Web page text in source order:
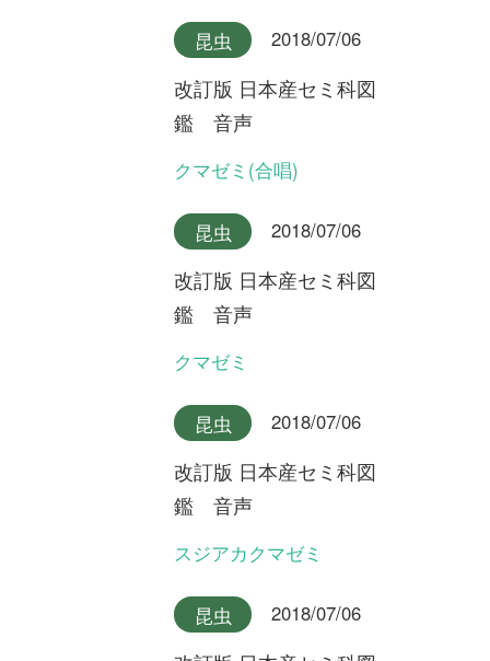
改訂版 日本産セミ科図
鑑 音声
ミヤコニイニイ
改訂版 日本産セミ科図
鑑 音声
クロイワニイニイ奄美大島産
昆虫 2018/07/06
鑑 音声
クロイワニイニイ沖縄本島産
昆虫 2018/07/06
改訂版 日本産セミ科図
昆虫 2018/07/06